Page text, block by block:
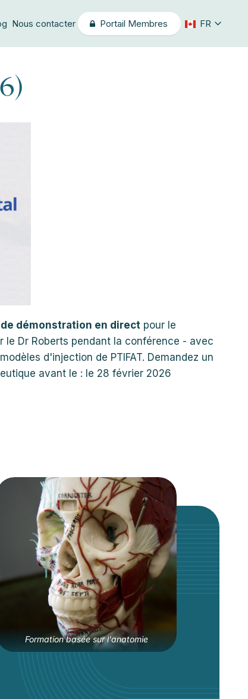
Nous contacter Portail Membres FR
démonstration en direct pour le
le Dr Roberts pendant la conférence - avec
d'injection de PTIFAT. Demandez un
avant le : le 28 février 2026
Formation basée sur l'anatomie